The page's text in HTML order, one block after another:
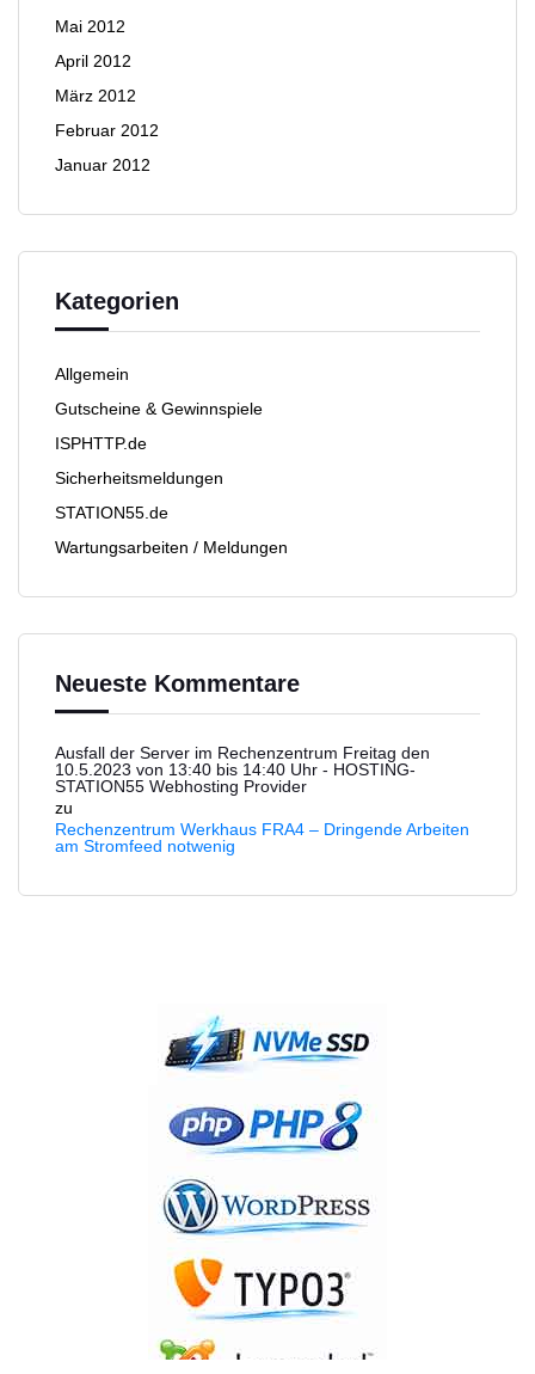
Mai 2012
April 2012
März 2012
Februar 2012
Januar 2012
Kategorien
Allgemein
Gutscheine & Gewinnspiele
ISPHTTP.de
Sicherheitsmeldungen
STATION55.de
Wartungsarbeiten / Meldungen
Neueste Kommentare
Ausfall der Server im Rechenzentrum Freitag den
10.5.2023 von 13:40 bis 14:40 Uhr - HOSTING-
STATION55 Webhosting Provider
zu
Rechenzentrum Werkhaus FRA4 – Dringende Arbeiten
am Stromfeed notwenig